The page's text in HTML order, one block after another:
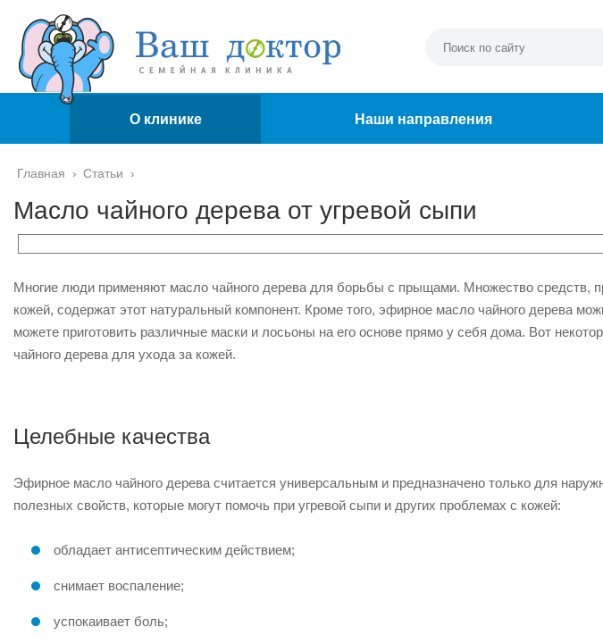
О клинике Наши направления
Главная › Статьи ›
Масло чайного дерева от угревой сыпи
Многие люди применяют масло чайного дерева для борьбы с прыщами. Множество средств,
кожей, содержат этот натуральный компонент. Кроме того, эфирное масло чайного дерева
можете приготовить различные маски и лосьоны на его основе прямо у себя дома. Вот
чайного дерева для ухода за кожей.
Целебные качества
Эфирное масло чайного дерева считается универсальным и предназначено только для
полезных свойств, которые могут помочь при угревой сыпи и других проблемах с кожей:
обладает антисептическим действием;
снимает воспаление;
успокаивает боль;